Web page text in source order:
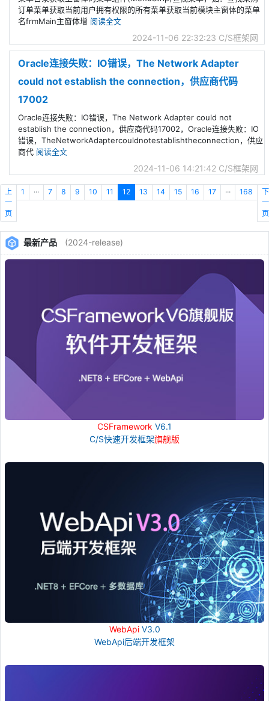
订单菜单获取当前用户拥有权限的所有菜单获取当前模块主窗体的菜单
名frmMain主窗体增 阅读全文
2024-11-06 22:32:23 C/S框架网
Oracle连接失败：IO错误，The Network Adapter
could not establish the connection，供应商代码
17002
Oracle连接失败：IO错误，The Network Adapter could not
establish the connection，供应商代码17002，Oracle连接失败：IO
错误，TheNetworkAdaptercouldnotestablishtheconnection，供应
商代 阅读全文
2024-11-06 14:21:42 C/S框架网
上
一
页
1 ··· 7 8 9 10 11 12 13 14 15 16 17 ··· 168
下
一
页
最新产品 (2024-release)
CSFramework V6.1
C/S快速开发框架旗舰版
WebApiV3.0
WebApi后端开发框架